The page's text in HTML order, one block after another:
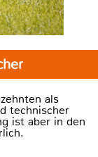
als
technischer
ist aber in den